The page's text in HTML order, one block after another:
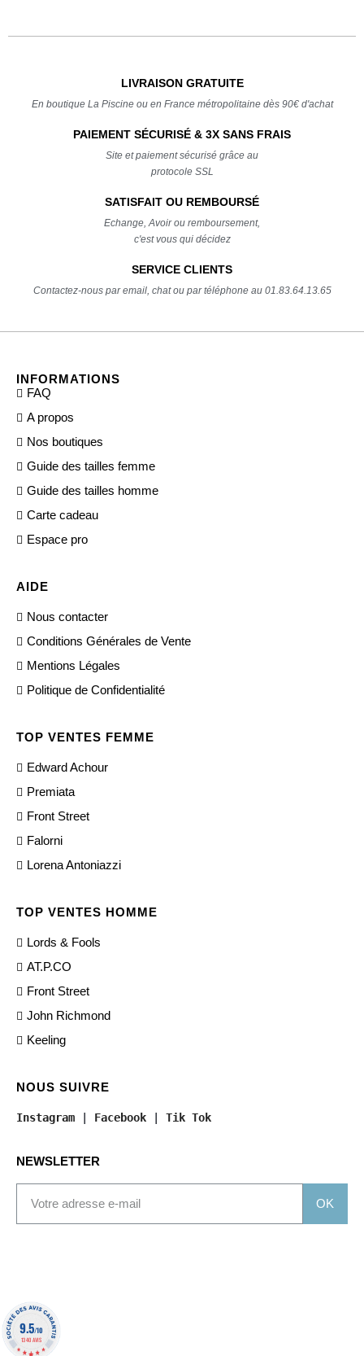
LIVRAISON GRATUITE
En boutique La Piscine ou en France métropolitaine dès 90€ d'achat
PAIEMENT SÉCURISÉ & 3X SANS FRAIS
Site et paiement sécurisé grâce au
protocole SSL
SATISFAIT OU REMBOURSÉ
Echange, Avoir ou remboursement,
c'est vous qui décidez
SERVICE CLIENTS
Contactez-nous par email, chat ou par téléphone au 01.83.64.13.65
INFORMATIONS
FAQ
A propos
Nos boutiques
Guide des tailles femme
Guide des tailles homme
Carte cadeau
Espace pro
AIDE
Nous contacter
Conditions Générales de Vente
Mentions Légales
Politique de Confidentialité
TOP VENTES FEMME
Edward Achour
Premiata
Front Street
Falorni
Lorena Antoniazzi
TOP VENTES HOMME
Lords & Fools
AT.P.CO
Front Street
John Richmond
Keeling
NOUS SUIVRE
Instagram Facebook Tik Tok
NEWSLETTER
OK
9.5/10
1340 AVIS